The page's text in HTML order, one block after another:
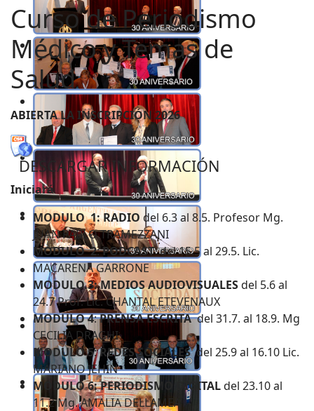
Curso de Periodismo
Médico y Temas de
Salud
ABIERTA LA INSCRIPCIÓN ​2026
DESCARGAR INFORMACIÓN
Iniciará
MODULO 1:RADIO del 6.3 al 8.5. Profesor Mg.
JUAN PABLO TRAMEZZANI
MODULO 2:PODCASTdel 15.5 al 29.5. Lic.
MACARENA GARRONE
MODULO.3:MEDIOS AUDIOVISUALESdel 5.6 al
24.7 Prof. Lic. CHANTAL ETEVENAUX
MODULO 4:PRENSA ESCRITAdel 31.7. al 18.9. Mg
CECILIA DRAGHI
MODULO 5:REDES SOCIALESdel 25.9 al 16.10 Lic.
MARIANO JEHIN
MODULO 6:PERIODISMO DIGITALdel 23.10 al
11.2 Mg. AMALIA DELLAMEA